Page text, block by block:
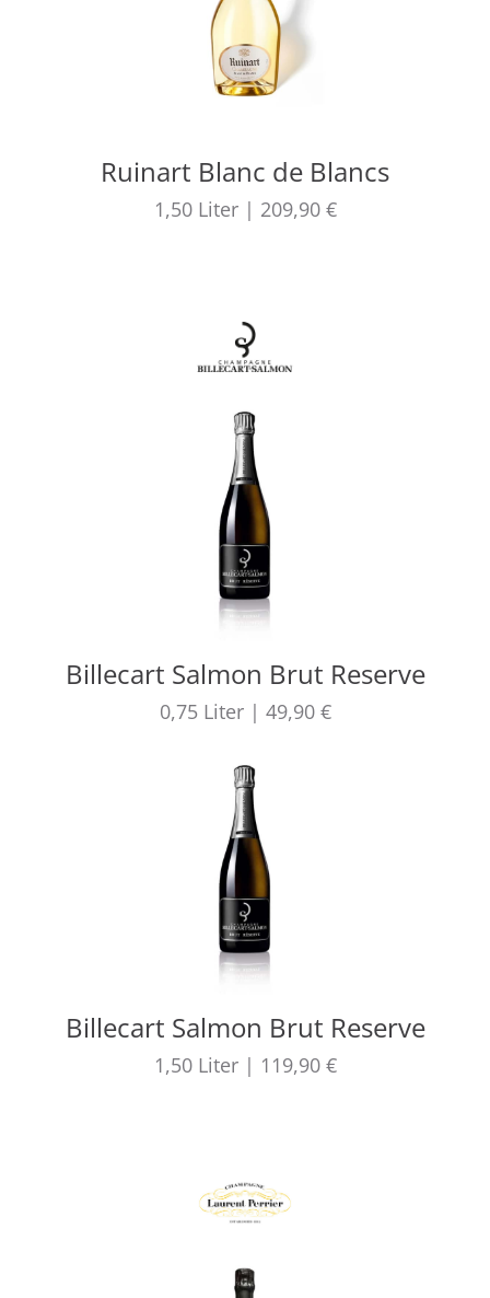
Ruinart Blanc de Blancs
1,50 Liter | 209,90 €
Billecart Salmon Brut Reserve
0,75 Liter | 49,90 €
Billecart Salmon Brut Reserve
1,50 Liter | 119,90 €